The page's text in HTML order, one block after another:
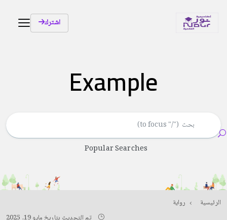
اشترك
Example
Popular Searches
الرئيسية
رواية